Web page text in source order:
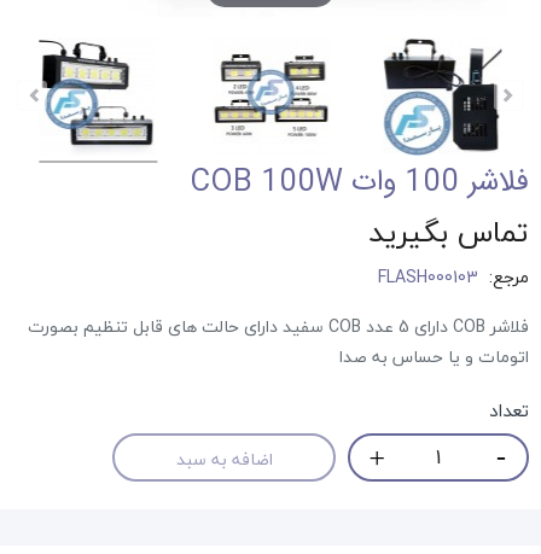
فلاشر 100 وات COB 100W
تماس بگیرید
مرجع: FLASH000103
فلاشر COB دارای 5 عدد COB سفید دارای حالت های قابل تنظیم بصورت
اتومات و یا حساس به صدا
تعداد
اضافه به سبد